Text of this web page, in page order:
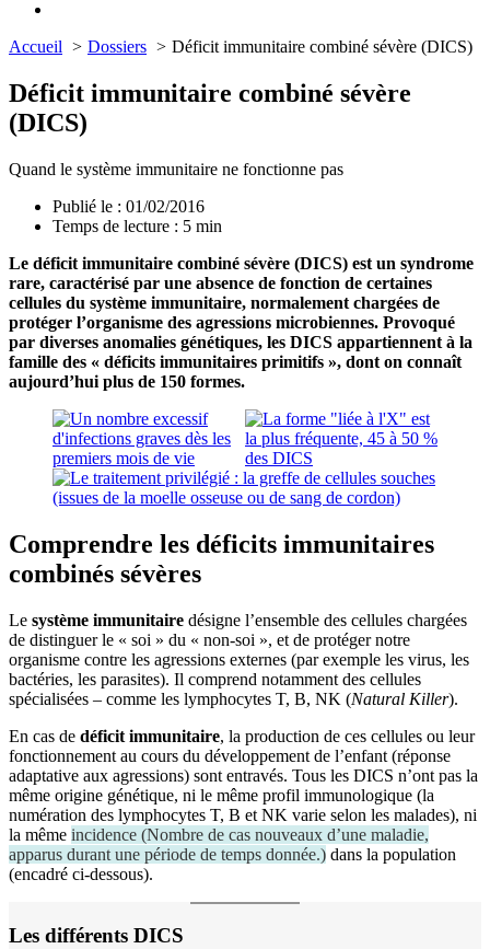
Accueil Dossiers Déficit immunitaire combiné sévère (DICS)
Déficit immunitaire combiné sévère
(DICS)
Quand le système immunitaire ne fonctionne pas
Publié le : 01/02/2016
Temps de lecture : 5 min
Le déficit immunitaire combiné sévère (DICS) est un syndrome
rare, caractérisé par une absence de fonction de certaines
cellules du système immunitaire, normalement chargées de
protéger l’organisme des agressions microbiennes. Provoqué
par diverses anomalies génétiques, les DICS appartiennent à la
famille des « déficits immunitaires primitifs », dont on connaît
aujourd’hui plus de 150 formes.
Comprendre les déficits immunitaires
combinés sévères
Le système immunitaire désigne l’ensemble des cellules chargées
de distinguer le « soi » du « non-soi », et de protéger notre
organisme contre les agressions externes (par exemple les virus, les
bactéries, les parasites). Il comprend notamment des cellules
spécialisées – comme les lymphocytes T, B, NK (Natural Killer).
En cas de déficit immunitaire, la production de ces cellules ou leur
fonctionnement au cours du développement de l’enfant (réponse
adaptative aux agressions) sont entravés. Tous les DICS n’ont pas la
même origine génétique, ni le même profil immunologique (la
numération des lymphocytes T, B et NK varie selon les malades), ni
la même incidence (Nombre de cas nouveaux d’une maladie,
apparus durant une période de temps donnée.) dans la population
(encadré ci-dessous).
Les différents DICS